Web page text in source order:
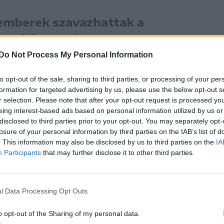
Do Not Process My Personal Information
opt-out of the sale, sharing to third parties, or processing of your
for targeted advertising by us, please use the below opt-out
selection. Please note that after your opt-out request is processed
interest-based ads based on personal information utilized by us
to third parties prior to your opt-out. You may separately
of your personal information by third parties on the IAB’s list of
This information may also be disclosed by us to third parties on the
Participants that may further disclose it to other third parties.
Data Processing Opt Outs
opt-out of the Sharing of my personal data.
szavazhattak a
is, mert a
megrendezésre”
– szerk. megj.) dokumentumai alapján,
volt rendellenes a választási kampány, mi
hogy az
meg a lehetőséget, hogy
és talán bocsánatot
sem, hanem
jelölt nem tartotta be a